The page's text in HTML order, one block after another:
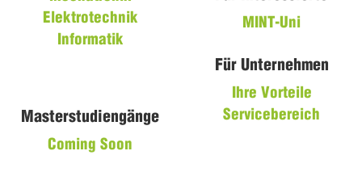
Elektrotechnik
Informatik
Masterstudiengänge
Coming Soon
MINT-Uni
Für Unternehmen
Ihre Vorteile
Servicebereich